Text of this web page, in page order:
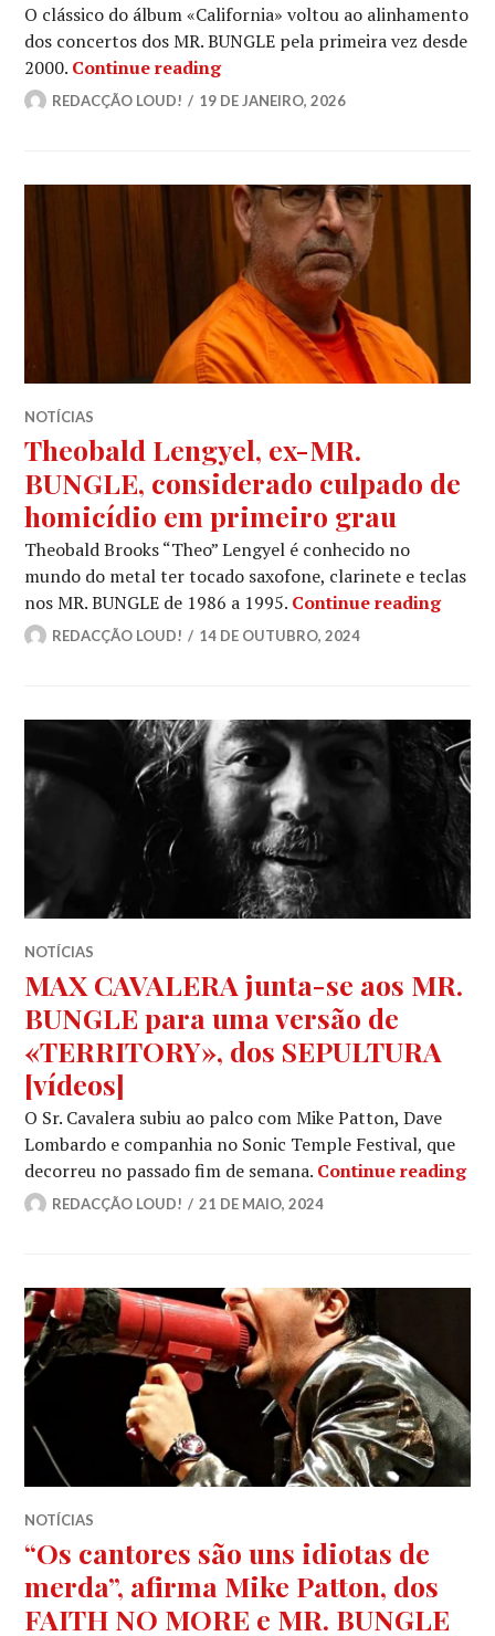
O clássico do álbum «California» voltou ao alinhamento
dos concertos dos MR. BUNGLE pela primeira vez desde
2000. Continue readingMR. BUNGLE: 26 anos depois,
REDACÇÃO LOUD! 19 DE JANEIRO, 2026
NOTÍCIAS
Theobald Lengyel, ex-MR.
BUNGLE, considerado culpado de
homicídio em primeiro grau
Theobald Brooks “Theo” Lengyel é conhecido no
mundo do metal ter tocado saxofone, clarinete e teclas
nos MR. BUNGLE de 1986 a 1995. Continue reading
REDACÇÃO LOUD! 14 DE OUTUBRO, 2024
NOTÍCIAS
MAX CAVALERA junta-se aos MR.
BUNGLE para uma versão de
«TERRITORY», dos SEPULTURA
[vídeos]
O Sr. Cavalera subiu ao palco com Mike Patton, Dave
Lombardo e companhia no Sonic Temple Festival, que
decorreu no passado fim de semana. Continue reading
REDACÇÃO LOUD! 21 DE MAIO, 2024
NOTÍCIAS
“Os cantores são uns idiotas de
merda”, afirma Mike Patton, dos
FAITH NO MORE e MR. BUNGLE